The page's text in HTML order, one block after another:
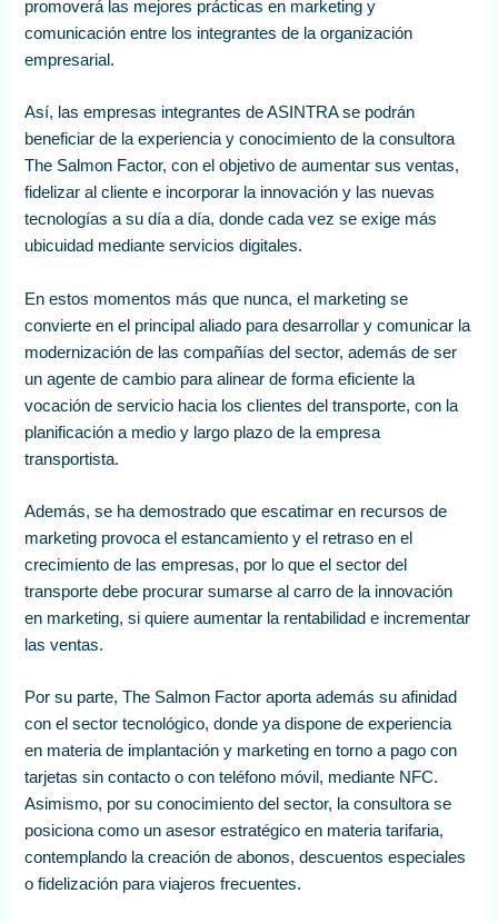
promoverá las mejores prácticas en marketing y
comunicación entre los integrantes de la organización
empresarial.
Así, las empresas integrantes de ASINTRA se podrán
beneficiar de la experiencia y conocimiento de la consultora
The Salmon Factor, con el objetivo de aumentar sus ventas,
fidelizar al cliente e incorporar la innovación y las nuevas
tecnologías a su día a día, donde cada vez se exige más
ubicuidad mediante servicios digitales.
En estos momentos más que nunca, el marketing se
convierte en el principal aliado para desarrollar y comunicar la
modernización de las compañías del sector, además de ser
un agente de cambio para alinear de forma eficiente la
vocación de servicio hacia los clientes del transporte, con la
planificación a medio y largo plazo de la empresa
transportista.
Además, se ha demostrado que escatimar en recursos de
marketing provoca el estancamiento y el retraso en el
crecimiento de las empresas, por lo que el sector del
transporte debe procurar sumarse al carro de la innovación
en marketing, si quiere aumentar la rentabilidad e incrementar
las ventas.
Por su parte, The Salmon Factor aporta además su afinidad
con el sector tecnológico, donde ya dispone de experiencia
en materia de implantación y marketing en torno a pago con
tarjetas sin contacto o con teléfono móvil, mediante NFC.
Asimismo, por su conocimiento del sector, la consultora se
posiciona como un asesor estratégico en materia tarifaria,
contemplando la creación de abonos, descuentos especiales
o fidelización para viajeros frecuentes.